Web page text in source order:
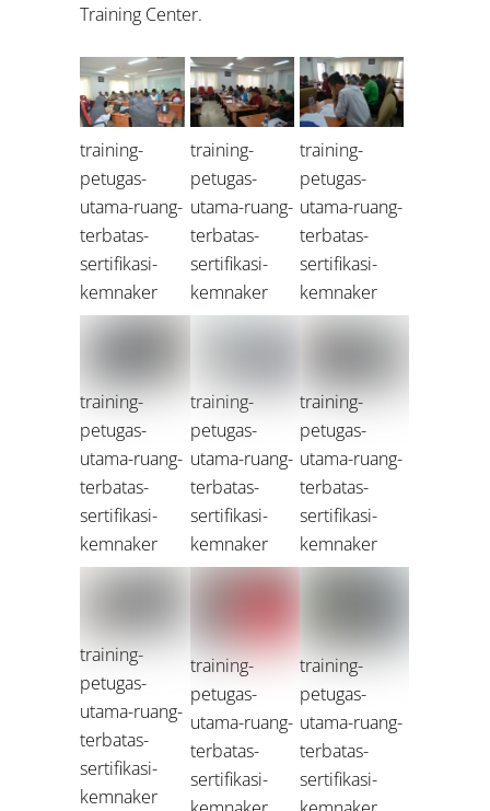
Training Center.
training-
petugas-
utama-ruang-
terbatas-
sertifikasi-
kemnaker
training-
petugas-
utama-ruang-
terbatas-
sertifikasi-
kemnaker
training-
petugas-
utama-ruang-
terbatas-
sertifikasi-
kemnaker
training-
petugas-
utama-ruang-
terbatas-
sertifikasi-
kemnaker
training-
petugas-
utama-ruang-
terbatas-
sertifikasi-
kemnaker
training-
petugas-
utama-ruang-
terbatas-
sertifikasi-
kemnaker
training-
petugas-
utama-ruang-
terbatas-
sertifikasi-
kemnaker
training-
petugas-
utama-ruang-
terbatas-
sertifikasi-
training-
petugas-
utama-ruang-
terbatas-
sertifikasi-